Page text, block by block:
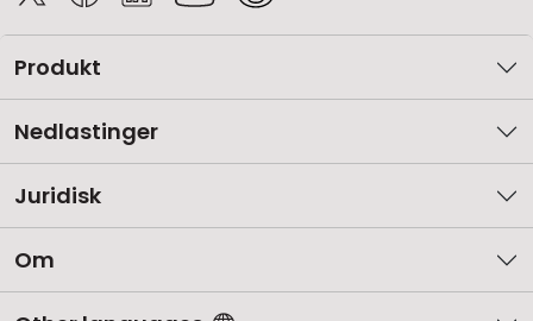
Produkt
Nedlastinger
Juridisk
Om